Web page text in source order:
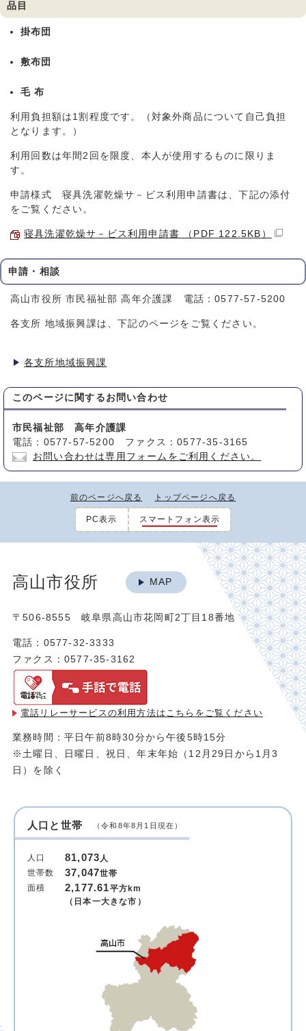
品目
掛布団
敷布団
毛 布
利用負担額は1割程度です。（対象外商品について自己負担
となります。）
利用回数は年間2回を限度、本人が使用するものに限りま
す。
申請様式 寝具洗濯乾燥サ－ビス利用申請書は、下記の添付
をご覧ください。
寝具洗濯乾燥サ－ビス利用申請書 （PDF 122.5KB）
申請・相談
高山市役所 市民福祉部 高年介護課 電話：0577-57-5200
各支所 地域振興課は、下記のページをご覧ください。
各支所地域振興課
このページに関する お問い合わせ
市民福祉部 高年介護課
電話：0577-57-5200 ファクス：0577-35-3165
お問い合わせは専用フォームをご利用ください。
前のページへ戻る トップページへ戻る
PC表示 スマートフォン表示
高山市役所 MAP
〒506-8555 岐阜県高山市花岡町2丁目18番地
電話：0577-32-3333
ファクス：0577-35-3162
電話リレーサービスの利用方法は こちらをご覧ください
業務時間：平日午前8時30分から午後5時15分
※土曜日、日曜日、祝日、年末年始（12月29日から1月3
日）を除く
人口と世帯 （令和8年8月1日現在）
人口 81,073人
世帯数
37,047世帯
面積
2,177.61平方km
（日本一大きな市）